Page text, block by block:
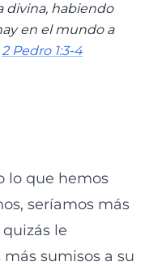
divina, habiendo
en el mundo a
2 Pedro 1:3-4
lo que hemos
seríamos más
le
sumisos a su